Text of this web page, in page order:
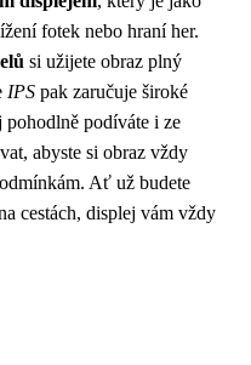
fotek nebo hraní her.
si užijete obraz plný
IPS pak zaručuje široké
pohodlně podíváte i ze
abyste si obraz vždy
Ať už budete
cestách, displej vám vždy